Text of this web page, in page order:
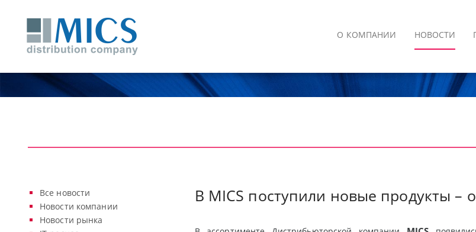
О КОМПАНИИ НОВОСТИ
Все новости
Новости компании
Новости рынка
В MICS поступили новые продукты –